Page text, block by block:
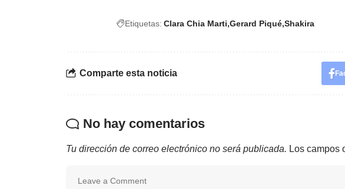
Etiquetas: Clara Chia Marti Gerard Piqué Shakira
Comparte esta noticia
No hay comentarios
Tu dirección de correo electrónico no será publicada. Los campos